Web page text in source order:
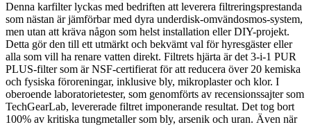
Denna karfilter lyckas med bedriften att leverera filtreringsprestanda
som nästan är jämförbar med dyra underdisk-omvändosmos-system,
men utan att kräva någon som helst installation eller DIY-projekt.
Detta gör den till ett utmärkt och bekvämt val för hyresgäster eller
alla som vill ha renare vatten direkt. Filtrets hjärta är det 3-i-1 PUR
PLUS-filter som är NSF-certifierat för att reducera över 20 kemiska
och fysiska föroreningar, inklusive bly, mikroplaster och klor. I
oberoende laboratorietester, som genomförts av recensionssajter som
TechGearLab, levererade filtret imponerande resultat. Det tog bort
100% av kritiska tungmetaller som bly, arsenik och uran. Även när